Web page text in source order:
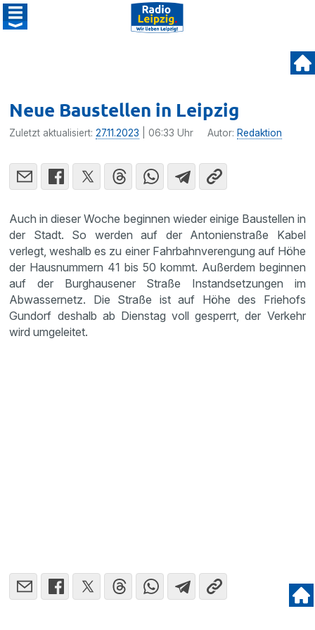
Neue Baustellen in Leipzig
Zuletzt aktualisiert:27.11.2023 | 06:33 Uhr Autor: Redaktion
Auch in dieser Woche beginnen wieder einige Baustellen in
der Stadt. So werden auf der Antonienstraße Kabel
verlegt, weshalb es zu einer Fahrbahnverengung auf Höhe
der Hausnummern 41 bis 50 kommt. Außerdem beginnen
auf der Burghausener Straße Instandsetzungen im
Abwassernetz. Die Straße ist auf Höhe des Friehofs
Gundorf deshalb ab Dienstag voll gesperrt, der Verkehr
wird umgeleitet.